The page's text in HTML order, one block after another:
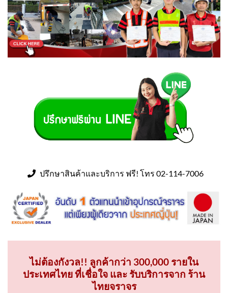
ปรึกษาสินค้าและบริการ ฟรี! โทร 02-114-7006
ไม่ต้องกังวล!! ลูกค้ากว่า 300,000 รายใน
ประเทศไทย ที่เชื่อใจ และ รับบริการจาก ร้าน
ไทยจราจร